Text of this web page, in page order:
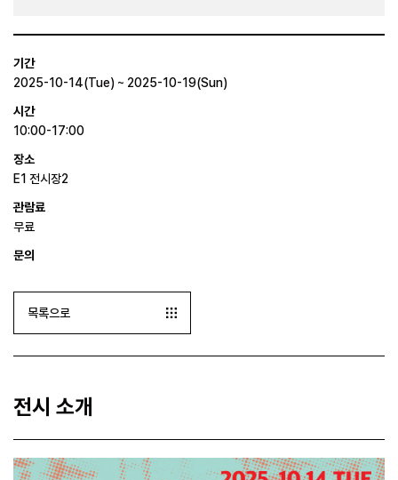
기간
2025-10-14(Tue) ~ 2025-10-19(Sun)
시간
10:00-17:00
장소
E1 전시장2
관람료
무료
문의
목록으로
전시 소개